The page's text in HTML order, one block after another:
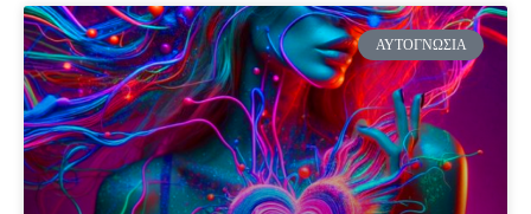
ΑΥΤΟΓΝΩΣΊΑ